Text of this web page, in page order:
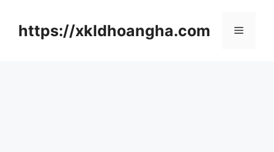
https://xkldhoangha.com 메